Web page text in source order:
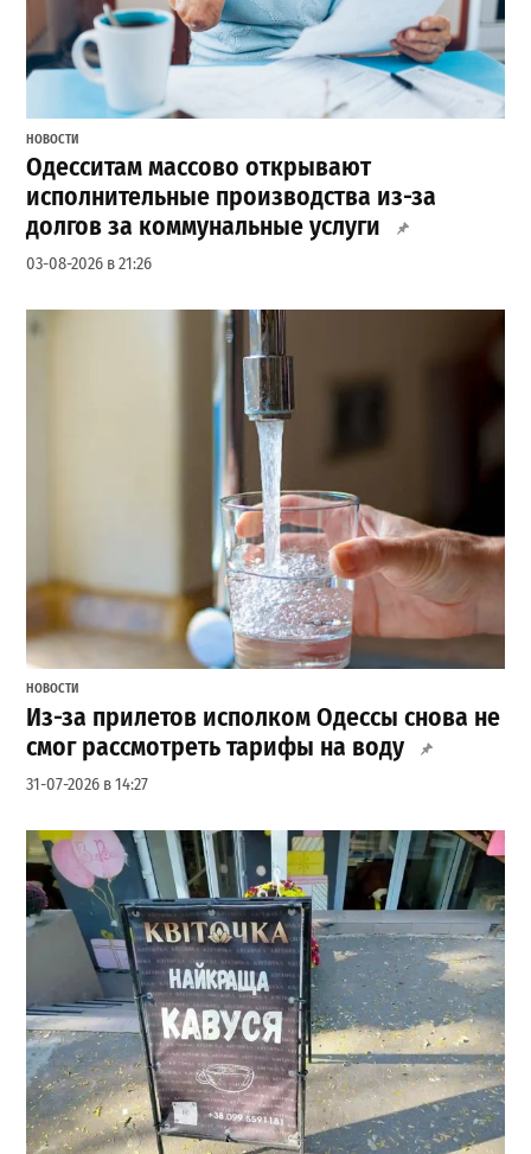
НОВОСТИ
Одесситам массово открывают
исполнительные производства из-за
долгов за коммунальные услуги
03-08-2026 в 21:26
НОВОСТИ
Из-за прилетов исполком Одессы снова не
смог рассмотреть тарифы на воду
31-07-2026 в 14:27